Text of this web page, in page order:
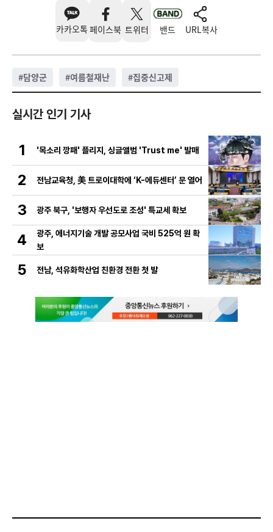
카카오톡 페이스북 트위터 밴드 URL복사
#담양군 #여름철재난 #집중신고제
실시간 인기 기사
1 '목소리 깡패' 플리지, 싱글앨범 'Trust me' 발매
2 전남교육청, 美 트로이대학에 ‘K-에듀센터’ 문 열어
3 광주 북구, '보행자 우선도로 조성' 특교세 확보
4
광주, 에너지기술 개발 공모사업 국비 525억 원 확
보
5 전남, 석유화학산업 친환경 전환 첫 발